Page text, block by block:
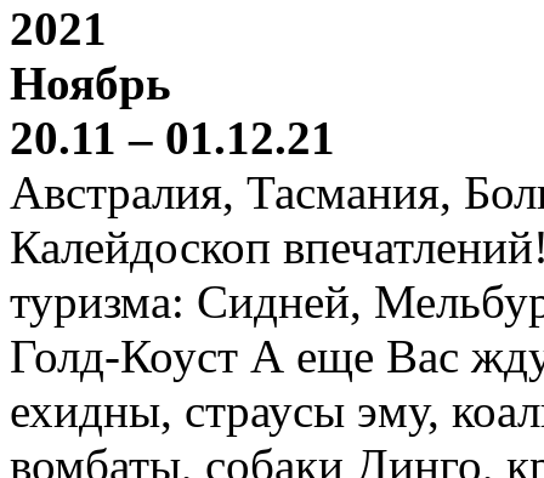
2021
Ноябрь
20.11 – 01.12.21
Австралия, Тасмания,
Калейдоскоп
туризма: Сидней,
Голд-Коуст А еще Вас
ехидны, страусы эму,
вомбаты, собаки Динго,